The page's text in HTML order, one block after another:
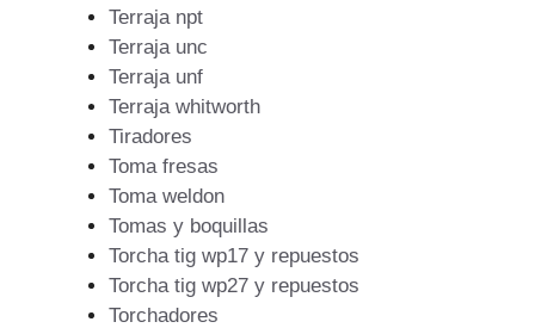
Terraja npt
Terraja unc
Terraja unf
Terraja whitworth
Tiradores
Toma fresas
Toma weldon
Tomas y boquillas
Torcha tig wp17 y repuestos
Torcha tig wp27 y repuestos
Torchadores